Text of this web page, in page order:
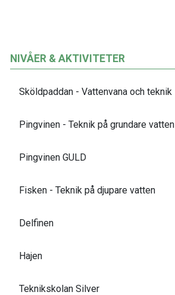
NIVÅER & AKTIVITETER
Sköldpaddan - Vattenvana och teknik
Pingvinen - Teknik på grundare vatten
Pingvinen GULD
Fisken - Teknik på djupare vatten
Delfinen
Hajen
Teknikskolan Silver